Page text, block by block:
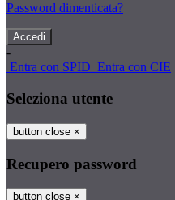
Password dimenticata?
-
Entra con SPID Entra con CIE
Seleziona utente
button close ×
Recupero password
button close ×